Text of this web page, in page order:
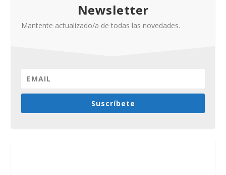
Newsletter
Mantente actualizado/a de todas las novedades.
Suscríbete